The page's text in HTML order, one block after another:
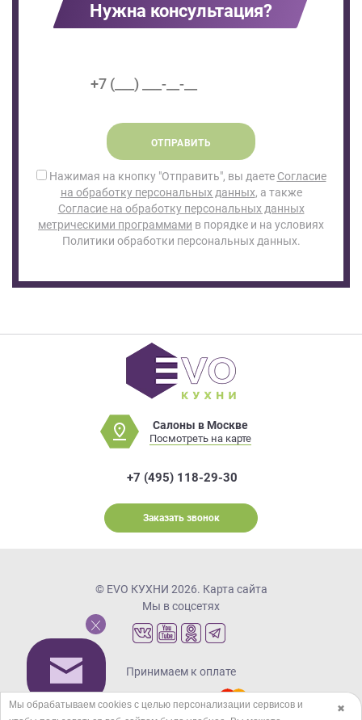
Нужна консультация?
ОТПРАВИТЬ
Нажимая на кнопку "Отправить", вы даете Согласие
на обработку персональных данных, а также
Согласие на обработку персональных данных
метрическими программами в порядке и на условиях
Политики обработки персональных данных.
Салоны в Москве
Посмотреть на карте
+7 (495) 118-29-30
Заказать звонок
© EVO КУХНИ 2026. Карта сайта
Мы в соцсетях
Принимаем к оплате
✖
Мы обрабатываем cookies с целью персонализации сервисов и